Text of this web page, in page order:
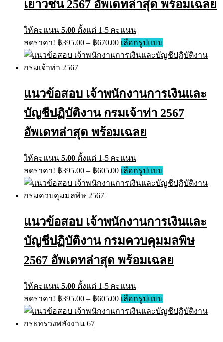
on
the
เยาวชน 2567 อัพเดทล่าสุด พร้อมเฉลย
ให้คะแนน 5.00 ตั้งแต่ 1-5 คะแนน
ลดราคา! ฿395.00 – ฿670.00Price
range:
฿395.00
เลือกรูปแบบThis
product
has
options
be
chosen
แนวข้อสอบ เจ้าพนักงานการเงินและ
บัญชีปฏิบัติงาน กรมเจ้าท่า 2567
อัพเดทล่าสุด พร้อมเฉลย
ให้คะแนน 5.00 ตั้งแต่ 1-5 คะแนน
ลดราคา! ฿395.00 – ฿605.00Price
range:
฿395.00
เลือกรูปแบบThis
product
has
options
be
chosen
on
the
แนวข้อสอบ เจ้าพนักงานการเงินและ
บัญชีปฏิบัติงาน กรมควบคุมมลพิษ
2567 อัพเดทล่าสุด พร้อมเฉลย
ให้คะแนน 5.00 ตั้งแต่ 1-5 คะแนน
ลดราคา! ฿395.00 – ฿605.00Price
range:
฿395.00
เลือกรูปแบบThis
product
has